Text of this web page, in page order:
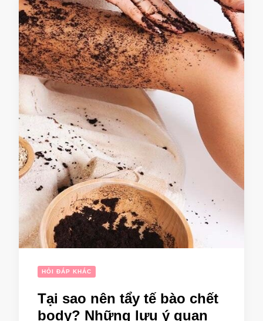
HỎI ĐÁP KHÁC
Tại sao nên tẩy tế bào chết
body? Những lưu ý quan